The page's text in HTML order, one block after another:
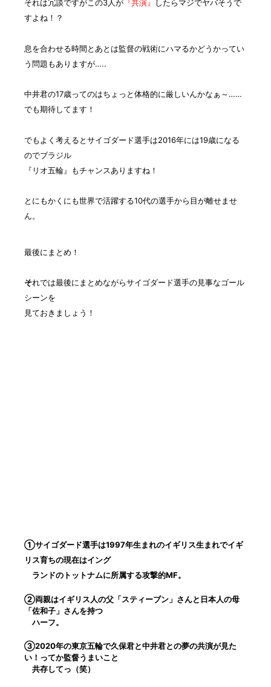
それは冗談ですがこの3人が 『共演』
したらマジでヤバそうで
すよね！？
息を合わせる時間とあとは監督の戦術にハマるかどうかってい
う問題もありますが…..
中井君の17歳ってのはちょっと体格的に厳しいんかなぁ～……
でも期待してます！
でもよく考えるとサイゴダード選手は2016年には19歳になる
のでブラジル
『リオ五輪』もチャンスありますね！
とにもかくにも世界で活躍する10代の選手から目が離せませ
ん。
最後にまとめ！
それでは最後にまとめながらサイゴダード選手の見事なゴール
シーンを
見ておきましょう！
①サイゴダード選手は1997年生まれのイギリス生まれでイギ
リス育ちの現在はイング
ランドのトットナムに所属する攻撃的MF。
②両親はイギリス人の父「スティーブン」さんと日本人の母
「佐和子」さんを持つ
ハーフ。
③2020年の東京五輪で久保君と中井君との夢の共演が見た
い！ってか監督うまいこと
共存してっ（笑）